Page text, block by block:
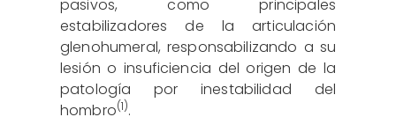
pasivos, como principales
estabilizadores de la articulación
glenohumeral, responsabilizando a su
lesión o insuficiencia del origen de la
patología por inestabilidad del
hombro(1).